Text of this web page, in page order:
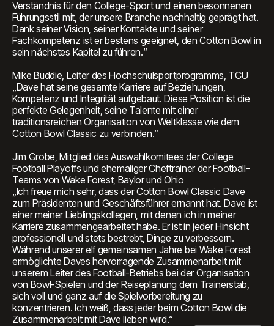
Verständnis für den College-Sport und einen besonnenen
Führungsstil mit, der unsere Branche nachhaltig geprägt hat.
Dank seiner Vision, seiner Kontakte und seiner
Fachkompetenz ist er bestens geeignet, den Cotton Bowl in
sein nächstes Kapitel zu führen.“
Mike Buddie, Leiter des Hochschulsportprogramms, TCU
„Dave hat seine gesamte Karriere auf Beziehungen,
Kompetenz und Integrität aufgebaut. Diese Position ist die
perfekte Gelegenheit, seine Talente mit einer
traditionsreichen Organisation von Weltklasse wie dem
Cotton Bowl Classic zu verbinden.“
Jim Grobe, Mitglied des Auswahlkomitees der College
Football Playoffs und ehemaliger Cheftrainer der Football-
Teams von Wake Forest, Baylor und Ohio
„Ich freue mich sehr, dass der Cotton Bowl Classic Dave
zum Präsidenten und Geschäftsführer ernannt hat. Dave ist
einer meiner Lieblingskollegen, mit denen ich in meiner
Karriere zusammengearbeitet habe. Er ist in jeder Hinsicht
professionell und stets bestrebt, Dinge zu verbessern.
Während unserer elf gemeinsamen Jahre bei Wake Forest
ermöglichte Daves hervorragende Zusammenarbeit mit
unserem Leiter des Football-Betriebs bei der Organisation
von Bowl-Spielen und der Reiseplanung dem Trainerstab,
sich voll und ganz auf die Spielvorbereitung zu
konzentrieren. Ich weiß, dass jeder beim Cotton Bowl die
Zusammenarbeit mit Dave lieben wird.“